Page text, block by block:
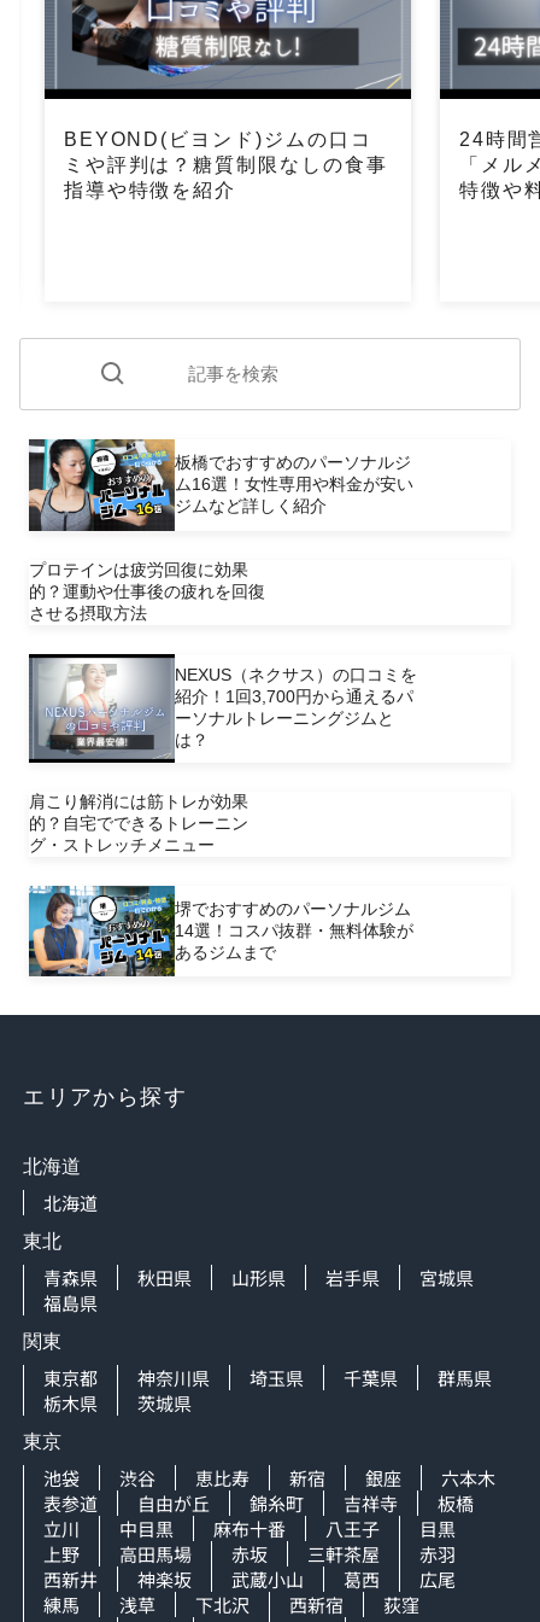
板橋でおすすめのパーソナルジ
ム16選！女性専用や料金が安い
ジムなど詳しく紹介
プロテインは疲労回復に効果
的？運動や仕事後の疲れを回復
させる摂取方法
NEXUS（ネクサス）の口コミを
紹介！1回3,700円から通えるパ
ーソナルトレーニングジムと
は？
肩こり解消には筋トレが効果
的？自宅でできるトレーニン
グ・ストレッチメニュー
堺でおすすめのパーソナルジム
14選！コスパ抜群・無料体験が
あるジムまで
BEYOND(ビヨンド)ジムの口コ
ミや評判は？糖質制限なしの食事
指導や特徴を紹介
24時間
「メル
特徴や
エリアから探す
北海道
北海道
東北
青森県 秋田県 山形県 岩手県
宮城県
福島県
関東
東京都 神奈川県 埼玉県 千葉県
群馬県
栃木県
茨城県
東京
池袋 渋谷 恵比寿 新宿 銀座
六本木
表参道
自由が丘 錦糸町 吉祥寺
板橋
立川
中目黒 麻布十番 八王子
目黒
上野
高田馬場 赤坂 三軒茶屋
赤羽
西新井
神楽坂 武蔵小山 葛西
広尾
練馬
浅草 下北沢 西新宿
荻窪